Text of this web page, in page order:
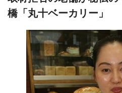
橋「丸十ベーカリー」